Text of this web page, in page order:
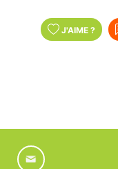
J'AIME ?